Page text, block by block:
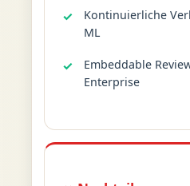
Kontinuierliche
ML
Embeddable
Enterprise